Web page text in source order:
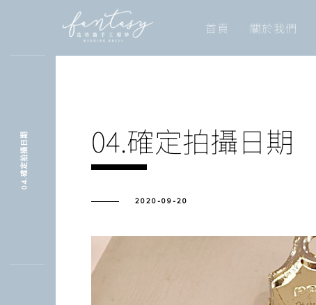
首頁 關於我們
04.確定拍攝日期
2020-09-20
04.確定拍攝日期